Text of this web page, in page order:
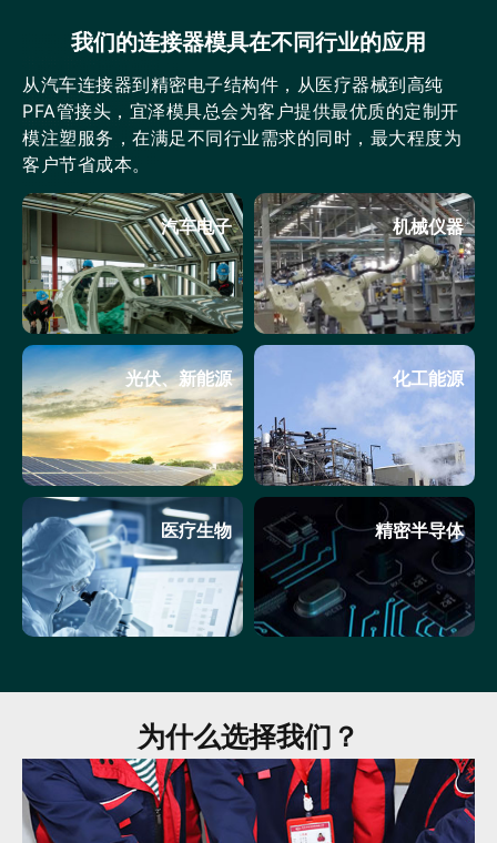
我们的连接器模具在不同行业的应用
从汽车连接器到精密电子结构件，从医疗器械到高纯
PFA管接头，宜泽模具总会为客户提供最优质的定制开
模注塑服务，在满足不同行业需求的同时，最大程度为
客户节省成本。
汽车电子 机械仪器
光伏、新能源 化工能源
医疗生物 精密半导体
为什么选择我们？